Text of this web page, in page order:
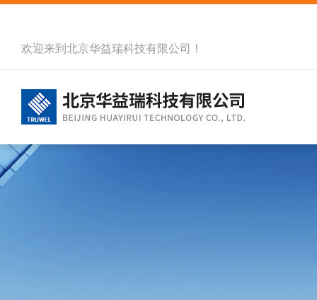
欢迎来到北京华益瑞科技有限公司！